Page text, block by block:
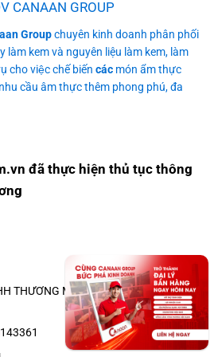
CANAAN GROUP
Groupchuyên kinh doanh phân phối
làm kem và nguyên liệu làm kem, làm
cho việc chế biến các món ẩm thực
cầu âm thực thêm phong phú, đa
đã thực hiện thủ tục thông
THƯƠNG MẠI DỊCH VỤ CANAAN